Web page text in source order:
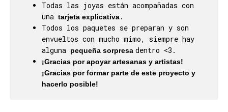
Todas las joyas están acompañadas con
una tarjeta explicativa.
Todos los paquetes se preparan y son
envueltos con mucho mimo, siempre hay
alguna pequeña sorpresa dentro <3.
¡Gracias por apoyar artesanas y artistas!
¡Gracias por formar parte de este proyecto y
hacerlo posible!